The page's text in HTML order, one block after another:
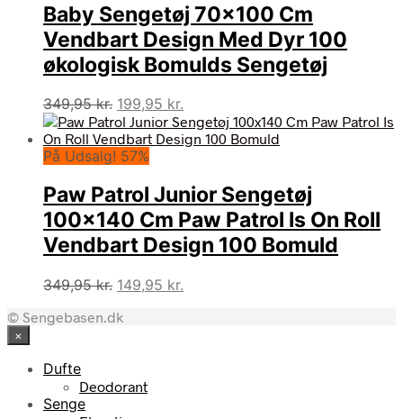
Baby Sengetøj 70×100 Cm
Vendbart Design Med Dyr 100
økologisk Bomulds Sengetøj
349,95kr. Den
oprindelige
pris
var:
199,95 kr.
aktuelle
pris
På Udsalg! 57%
Paw Patrol Junior Sengetøj
100×140 Cm Paw Patrol Is On Roll
Vendbart Design 100 Bomuld
349,95kr. Den
pris
149,95 kr.
© Sengebasen.dk
×
Dufte
Deodorant
Senge